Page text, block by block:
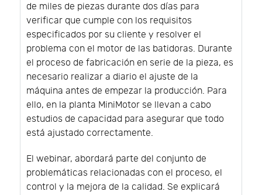
de miles de piezas durante dos días para
verificar que cumple con los requisitos
especificados por su cliente y resolver el
problema con el motor de las batidoras. Durante
el proceso de fabricación en serie de la pieza, es
necesario realizar a diario el ajuste de la
máquina antes de empezar la producción. Para
ello, en la planta MiniMotor se llevan a cabo
estudios de capacidad para asegurar que todo
está ajustado correctamente.
El webinar, abordará parte del conjunto de
problemáticas relacionadas con el proceso, el
control y la mejora de la calidad. Se explicará